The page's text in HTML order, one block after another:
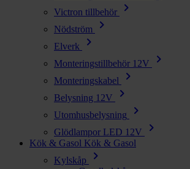
Victron tillbehör chevron_right
Nödström chevron_right
Elverk chevron_right
Monteringstillbehör 12V chevron_right
Monteringskabel chevron_right
Belysning 12V chevron_right
Utomhusbelysning chevron_right
Glödlampor LED 12V chevron_right
Kök & Gasol Kök & Gasol
Kylskåp
chevron_right